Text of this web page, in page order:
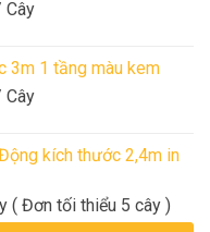
Cây
3m 1 tầng màu kem
Cây
kích thước 2,4m in
( Đơn tối thiểu 5 cây )